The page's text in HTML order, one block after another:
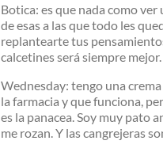
Botica: es que nada como ver
de esas a las que todo les
replantearte tus
calcetines será siempre mejor.
Wednesday: tengo una
la farmacia y que funciona,
es la panacea. Soy muy pato
me rozan. Y las cangrejeras